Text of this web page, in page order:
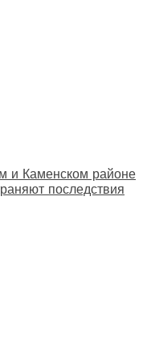
и Каменском районе
последствия